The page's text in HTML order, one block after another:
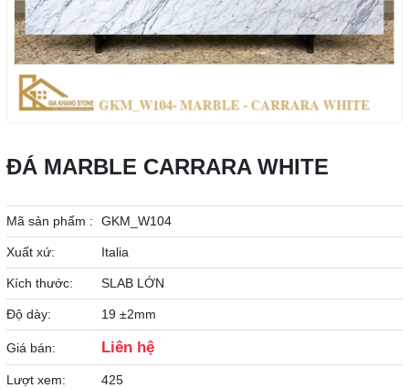
ĐÁ MARBLE CARRARA WHITE
Mã sản phẩm : GKM_W104
Xuất xứ: Italia
Kích thước: SLAB LỚN
Độ dày: 19 ±2mm
Giá bán: Liên hệ
Lượt xem: 425